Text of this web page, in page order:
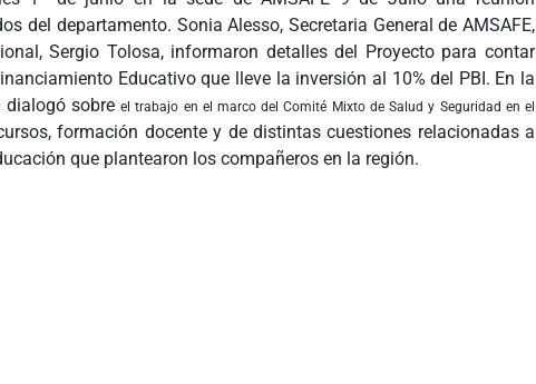
del departamento. Sonia Alesso, Secretaria General de AMSAFE,
Sergio Tolosa, informaron detalles del Proyecto para contar
Educativo que lleve la inversión al 10% del PBI. En la
dialogó sobreel trabajo en el marco del Comité Mixto de Salud y Seguridad en el
formación docente y de distintas cuestiones relacionadas a
que plantearon los compañeros en la región.